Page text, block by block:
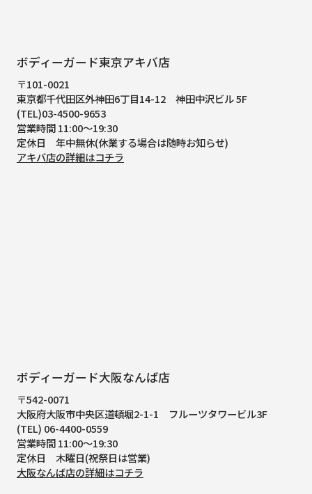
ボディーガード東京アキバ店
〒101-0021
東京都千代田区外神田6丁目14-12 神田中沢ビル 5F
(TEL)03-4500-9653
営業時間 11:00～19:30
定休日 年中無休(休業する場合は随時お知らせ)
アキバ店の詳細はコチラ
ボディーガード大阪なんば店
〒542-0071
大阪府大阪市中央区道頓堀2-1-1
フルーツタワービル3F
(TEL) 06-4400-0559
営業時間 11:00～19:30
定休日 木曜日(祝祭日は営業)
大阪なんば店の詳細はコチラ